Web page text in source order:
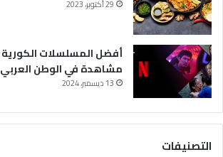
و
ط
ن
ا
ل
ع
ر
ب
ي
29 أكتوبر، 2023
مشاهدة في الوطن العربي
13 ديسمبر، 2024
التصنيفات